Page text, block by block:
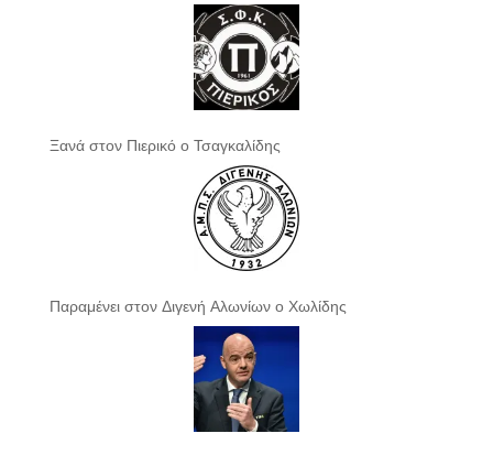
Ξανά στον Πιερικό ο Τσαγκαλίδης
Παραμένει στον Διγενή Αλωνίων ο Χωλίδης